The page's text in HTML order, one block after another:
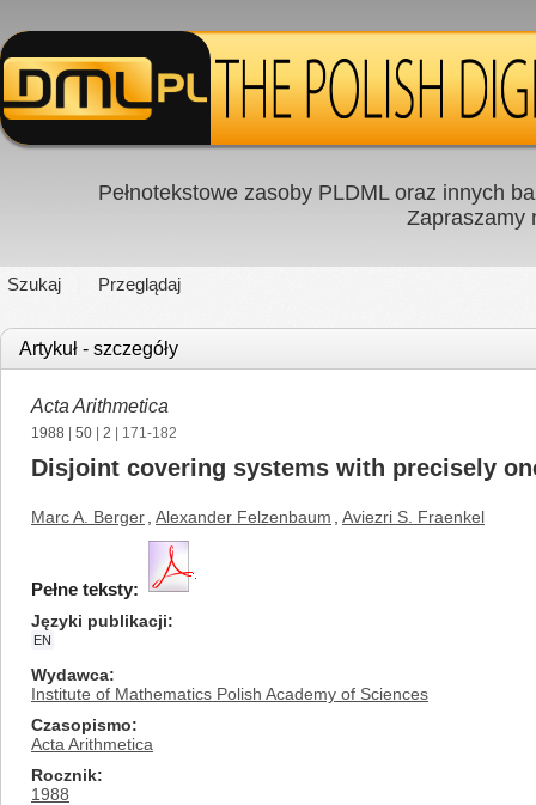
Pełnotekstowe zasoby PLDML oraz innych
Zapraszamy
Szukaj Przeglądaj
Artykuł - szczegóły
Acta Arithmetica
1988 50 2 | 171-182
Disjoint covering systems with precisely
Marc A. Berger Alexander Felzenbaum Aviezri S. Fraenkel
Pełne teksty:
Języki publikacji
EN
Wydawca
Institute of Mathematics Polish Academy of Sciences
Czasopismo
Acta Arithmetica
Rocznik
1988